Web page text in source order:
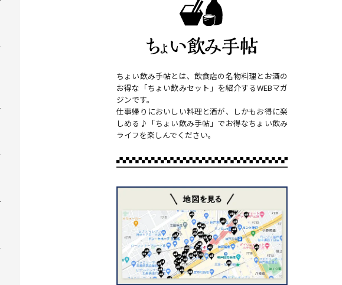
ちょい飲み手帖とは、飲食店の名物料理とお酒の
お得な「ちょい飲みセット」を紹介するWEBマガ
ジンです。
仕事帰りにおいしい料理と酒が、しかもお得に楽
しめる♪「ちょい飲み手帖」でお得なちょい飲み
ライフを楽しんでください。